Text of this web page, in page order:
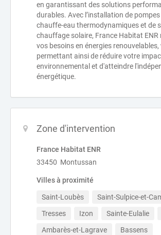
en garantissant des solutions
durables. Avec l’installation de
chauffe-eau thermodynamiques et de
chauffage solaire, France Habitat ENR
vos besoins en énergies renouvelables,
permettant ainsi de réduire votre
environnemental et d'atteindre
énergétique.
Zone d'intervention
France Habitat ENR
33450 Montussan
Villes à proximité
Saint-Loubès
Saint-Sulpice-et-
Tresses
Izon Sainte-Eulalie
Ambarès-et-Lagrave
Bassens